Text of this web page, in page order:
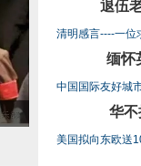
退伍
清明感言----一位
缅怀
中国国际友好城
华
美国拟向东欧送